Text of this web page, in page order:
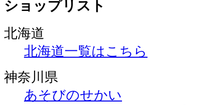
ショップリスト
北海道
北海道一覧はこちら
神奈川県
あそびのせかい